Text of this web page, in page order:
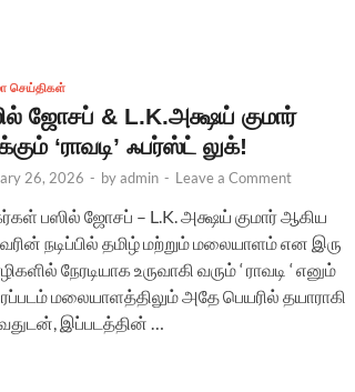
செய்திகள்
ஜோசப் & L.K.அக்ஷய் குமார்
‘ராவடி’ ஃபர்ஸ்ட் லுக்!
26, 2026 - byadmin - Leave a Comment
பஸில் ஜோசப் – L.K. அக்ஷய் குமார் ஆகிய
நடிப்பில் தமிழ் மற்றும் மலையாளம் என இரு
நேரடியாக உருவாகி வரும் ‘ ராவடி ‘ எனும்
மலையாளத்திலும் அதே பெயரில் தயாராகி
இப்படத்தின் …